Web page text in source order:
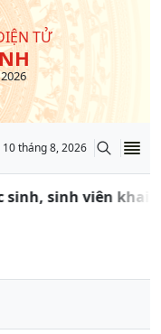
TỬ
tháng 8, 2026
sinh viên khai